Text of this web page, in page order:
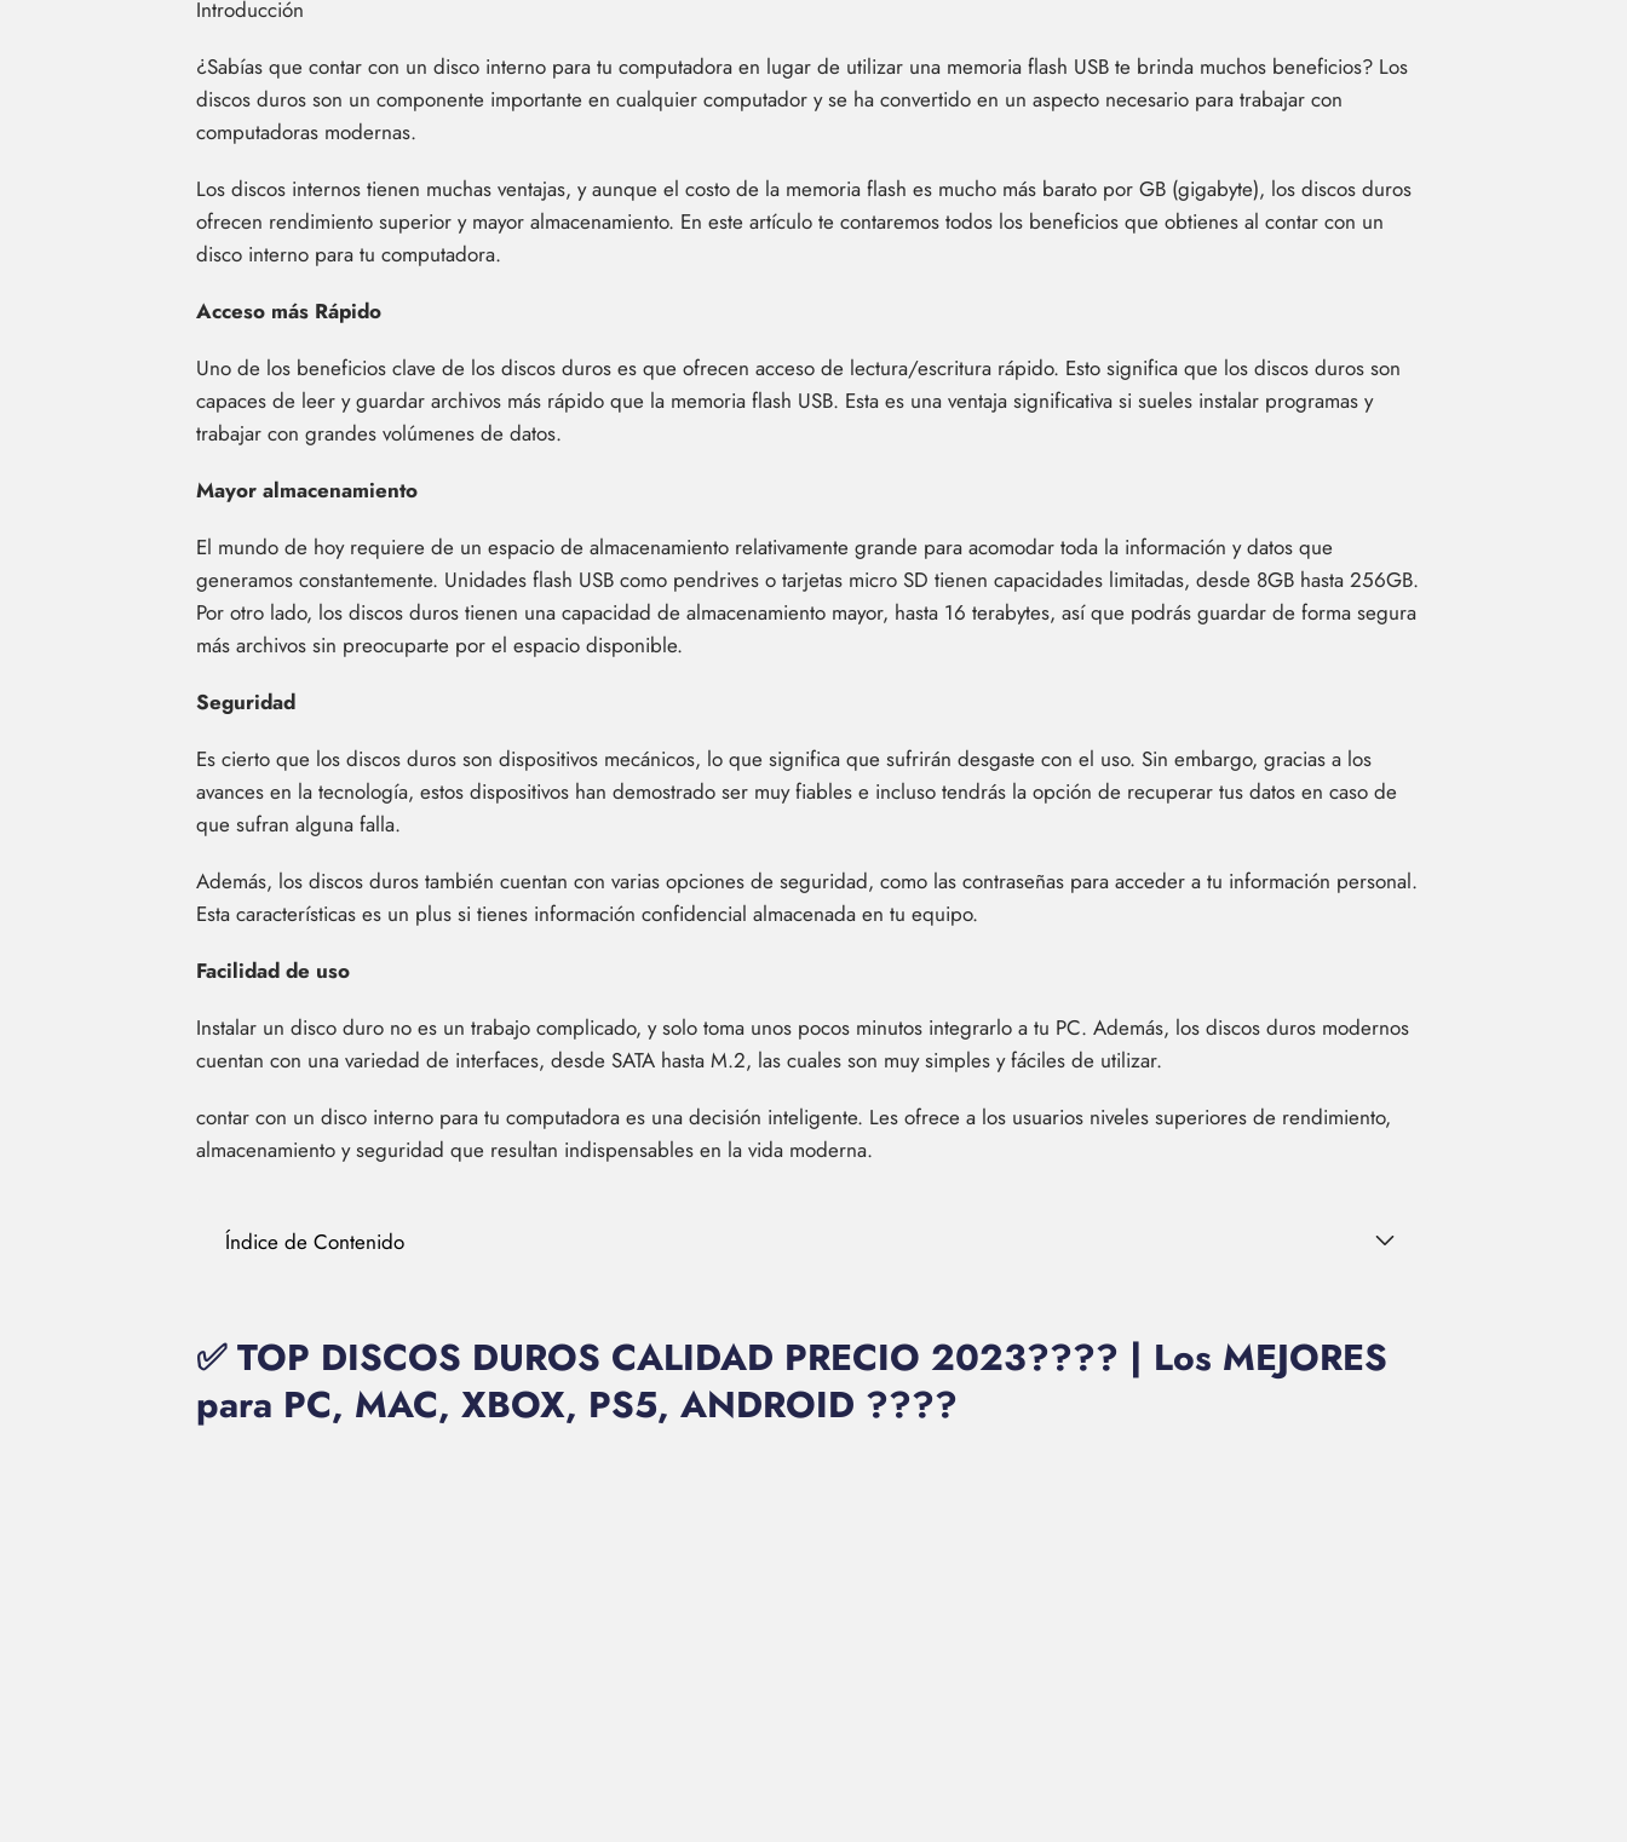
Introducción
¿Sabías que contar con un disco interno para tu computadora en lugar de utilizar una memoria flash USB te brinda muchos beneficios? Los
discos duros son un componente importante en cualquier computador y se ha convertido en un aspecto necesario para trabajar con
computadoras modernas.
Los discos internos tienen muchas ventajas, y aunque el costo de la memoria flash es mucho más barato por GB (gigabyte), los discos duros
ofrecen rendimiento superior y mayor almacenamiento. En este artículo te contaremos todos los beneficios que obtienes al contar con un
disco interno para tu computadora.
Acceso más Rápido
Uno de los beneficios clave de los discos duros es que ofrecen acceso de lectura/escritura rápido. Esto significa que los discos duros son
capaces de leer y guardar archivos más rápido que la memoria flash USB. Esta es una ventaja significativa si sueles instalar programas y
trabajar con grandes volúmenes de datos.
Mayor almacenamiento
El mundo de hoy requiere de un espacio de almacenamiento relativamente grande para acomodar toda la información y datos que
generamos constantemente. Unidades flash USB como pendrives o tarjetas micro SD tienen capacidades limitadas, desde 8GB hasta 256GB.
Por otro lado, los discos duros tienen una capacidad de almacenamiento mayor, hasta 16 terabytes, así que podrás guardar de forma segura
más archivos sin preocuparte por el espacio disponible.
Seguridad
Es cierto que los discos duros son dispositivos mecánicos, lo que significa que sufrirán desgaste con el uso. Sin embargo, gracias a los
avances en la tecnología, estos dispositivos han demostrado ser muy fiables e incluso tendrás la opción de recuperar tus datos en caso de
que sufran alguna falla.
Además, los discos duros también cuentan con varias opciones de seguridad, como las contraseñas para acceder a tu información personal.
Esta características es un plus si tienes información confidencial almacenada en tu equipo.
Facilidad de uso
Instalar un disco duro no es un trabajo complicado, y solo toma unos pocos minutos integrarlo a tu PC. Además, los discos duros modernos
cuentan con una variedad de interfaces, desde SATA hasta M.2, las cuales son muy simples y fáciles de utilizar.
contar con un disco interno para tu computadora es una decisión inteligente. Les ofrece a los usuarios niveles superiores de rendimiento,
almacenamiento y seguridad que resultan indispensables en la vida moderna.
Índice de Contenido
✅ TOP DISCOS DUROS CALIDAD PRECIO 2023???? | Los MEJORES
para PC, MAC, XBOX, PS5, ANDROID ????